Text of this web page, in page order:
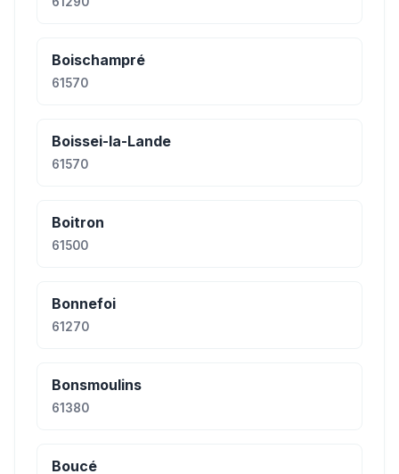
Boischampré
61570
Boissei-la-Lande
61570
Boitron
61500
Bonnefoi
61270
Bonsmoulins
61380
Boucé